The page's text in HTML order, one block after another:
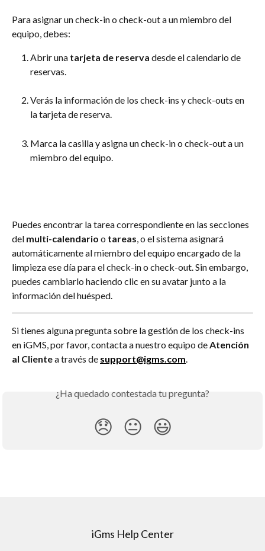
Para asignar un check-in o check-out a un miembro del
equipo, debes:
Abrir una tarjeta de reserva desde el calendario de
reservas.
Verás la información de los check-ins y check-outs en
la tarjeta de reserva.
Marca la casilla y asigna un check-in o check-out a un
miembro del equipo.
Puedes encontrar la tarea correspondiente en las secciones
del multi-calendario o tareas , o el sistema asignará
automáticamente al miembro del equipo encargado de la
limpieza ese día para el check-in o check-out. Sin embargo,
puedes cambiarlo haciendo clic en su avatar junto a la
información del huésped.
Si tienes alguna pregunta sobre la gestión de los check-ins
en iGMS, por favor, contacta a nuestro equipo de Atención
al Cliente a través de support@igms.com
¿Ha quedado contestada tu pregunta?
😞 😐 😃
iGms Help Center